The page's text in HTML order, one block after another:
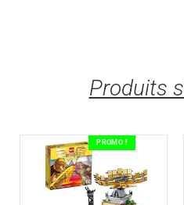
Produits
PROMO !